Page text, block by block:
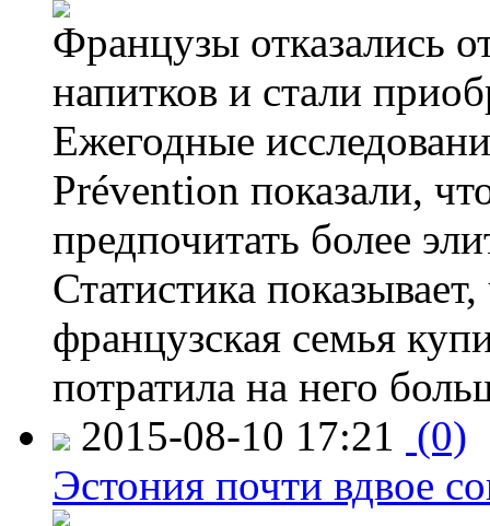
Французы отказались
напитков и стали
Ежегодные
Prévention показали,
предпочитать более
Статистика
французская семья
потратила на него
2015-08-10 17:21 (0)
Эстония почти вдвое